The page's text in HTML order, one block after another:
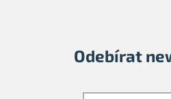
Odebírat